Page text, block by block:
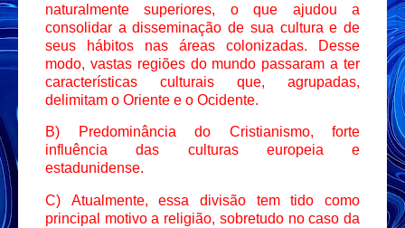
naturalmente superiores, o que ajudou a
consolidar a disseminação de sua cultura e de
seus hábitos nas áreas colonizadas. Desse
modo, vastas regiões do mundo passaram a ter
características culturais que, agrupadas,
delimitam o Oriente e o Ocidente.
B)
Predominância do Cristianismo, forte
influência das culturas europeia e
estadunidense.
C) Atualmente, essa divisão tem tido como
principal motivo a religião, sobretudo no caso da